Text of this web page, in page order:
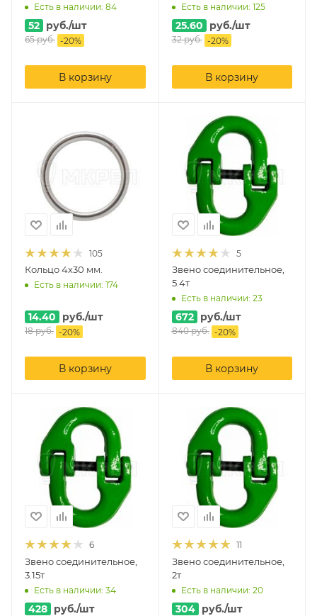
Есть в наличии: 84
52 руб./шт
65руб. -20%
В корзину
Есть в наличии: 125
25.60 руб./шт
32руб. -20%
В корзину
105
Кольцо 4х30 мм.
Есть в наличии: 174
14.40 руб./шт
18руб. -20%
В корзину
5
Звено соединительное,
5.4т
Есть в наличии: 23
672 руб./шт
840руб. -20%
В корзину
6
Звено соединительное,
3.15т
Есть в наличии: 34
428 руб./шт
11
Звено соединительное,
2т
Есть в наличии: 20
304 руб./шт